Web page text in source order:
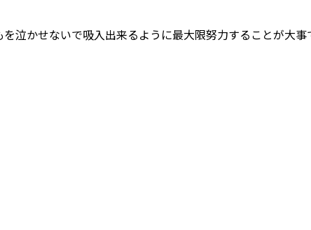
泣かせないで吸入出来るように最大限努力することが大